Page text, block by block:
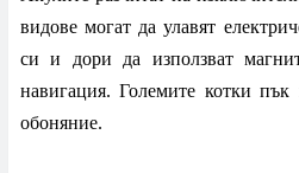
видове могат да улавят
си и дори да използват
навигация. Големите котки пък
обоняние.